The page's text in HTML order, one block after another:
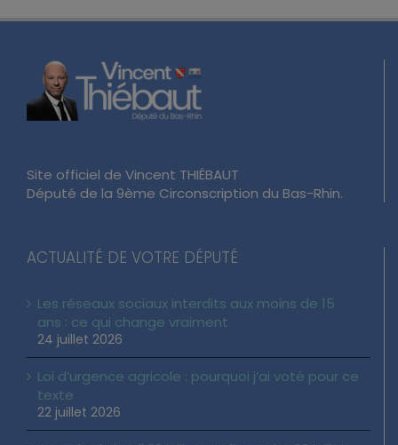
Site officiel de Vincent THIÉBAUT
Député de la 9ème Circonscription du Bas-Rhin.
ACTUALITÉ DE VOTRE DÉPUTÉ
Les réseaux sociaux interdits aux moins de 15
ans : ce qui change vraiment
24 juillet 2026
Loi d’urgence agricole : pourquoi j’ai voté pour ce
texte
22 juillet 2026